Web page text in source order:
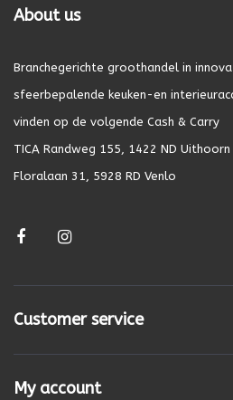
About us
Branchegerichte groothandel in
sfeerbepalende keuken-en
vinden op de volgende Cash & Carry
TICA Randweg 155, 1422 ND
Floralaan 31, 5928 RD Venlo
Customer service
My account